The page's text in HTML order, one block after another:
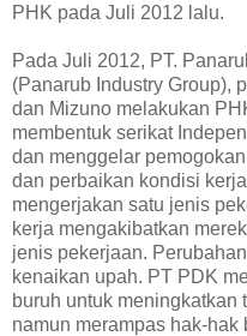
PHK pada Juli 2012 lalu.
Pada Juli 2012, PT.
(Panarub Industry Group),
dan Mizuno melakukan
membentuk serikat
dan menggelar
dan perbaikan kondisi
mengerjakan satu jenis
kerja mengakibatkan
jenis pekerjaan.
kenaikan upah. PT PDK
buruh untuk meningkatkan
namun merampas hak-hak